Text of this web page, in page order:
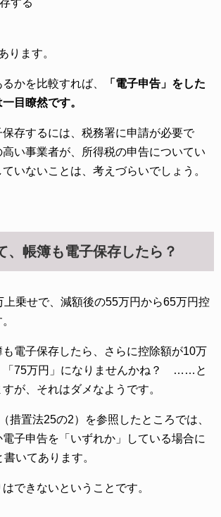
する
ります。
かを比較すれば、
「電子申告」をした
目瞭然です。
保存するには、税務署に申請が必要で
い事業者が、所得税の申告についてい
いないことは、考えづらいでしょう。
、帳簿も電子保存したら？
上乗せで、減額後の55万円から65万円控
電子保存したら、さらに控除額が10万
「75万円」になりませんかね？ ……と
が、それはダメなようです。
（措置法25の2）を参照したところでは、
子申告を「いずれか」している場合に
いてあります。
できないということです。